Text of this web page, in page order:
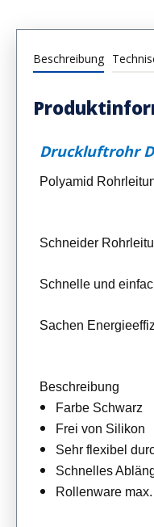
Beschreibung
Druckluftrohr
Polyamid
Schneider
Schnelle und
Sachen
Beschreibung
Farbe Schwarz
Frei von Silikon
Sehr flexibel
Schnelles
Rollenware